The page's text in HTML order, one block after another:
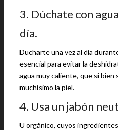
3. Dúchate con
día.
Ducharte una vez al día
esencial para evitar la
agua muy caliente, que si
muchísimo la piel.
4. Usa un jabón
U orgánico, cuyos